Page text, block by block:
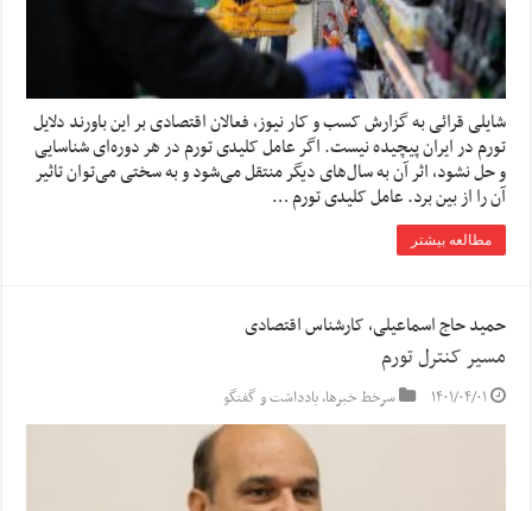
شایلی قرائی به گزارش کسب و کار نیوز، فعالان اقتصادی بر این باورند دلایل
تورم در ایران پیچیده نیست. اگر عامل کلیدی تورم در هر دوره‌ای شناسایی
و حل نشود، اثر آن به سال‌های دیگر منتقل می‌شود و به سختی می‌توان تاثیر
آن را از بین برد. عامل کلیدی تورم …
مطالعه بیشتر
حمید حاج اسماعیلی، کارشناس اقتصادی
مسیر کنترل تورم
۱۴۰۱/۰۴/۰۱ سرخط خبرها,یادداشت و گفتگو